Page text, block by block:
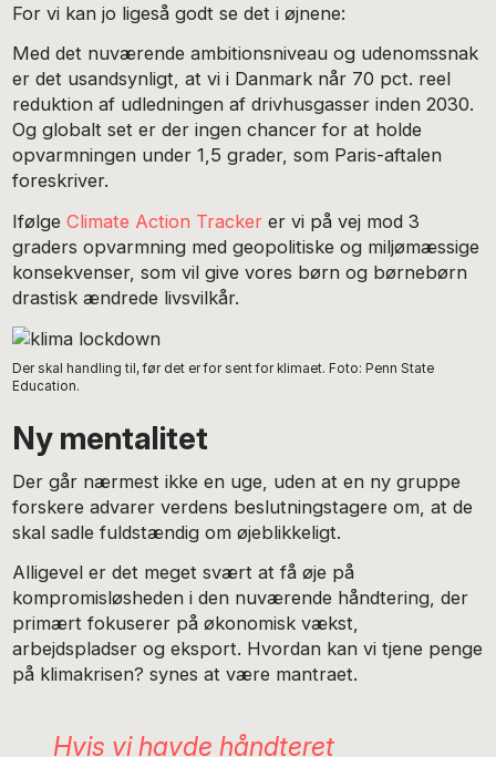
For vi kan jo ligeså godt se det i øjnene:
Med det nuværende ambitionsniveau og udenomssnak
er det usandsynligt, at vi i Danmark når 70 pct. reel
reduktion af udledningen af drivhusgasser inden 2030.
Og globalt set er der ingen chancer for at holde
opvarmningen under 1,5 grader, som Paris-aftalen
foreskriver.
Ifølge Climate Action Tracker er vi på vej mod 3
graders opvarmning med geopolitiske og miljømæssige
konsekvenser, som vil give vores børn og børnebørn
drastisk ændrede livsvilkår.
Der skal handling til, før det er for sent for klimaet. Foto: Penn State
Education.
Ny mentalitet
Der går nærmest ikke en uge, uden at en ny gruppe
forskere advarer verdens beslutningstagere om, at de
skal sadle fuldstændig om øjeblikkeligt.
Alligevel er det meget svært at få øje på
kompromisløsheden i den nuværende håndtering, der
primært fokuserer på økonomisk vækst,
arbejdspladser og eksport. Hvordan kan vi tjene penge
på klimakrisen? synes at være mantraet.
Hvis vi havde håndteret